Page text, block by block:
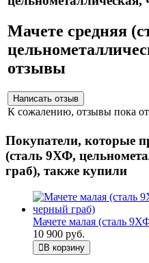
Мачете средняя
отзывы
К сожалению, отзывы пока
Покупатели, которые
(сталь 9ХФ,
граб), также купили
Мачете малая (сталь
10 900 руб.
В корзину